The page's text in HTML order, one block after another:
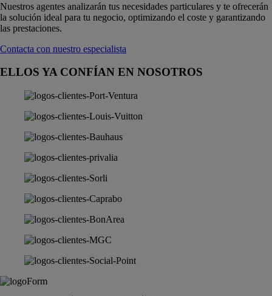
Nuestros agentes analizarán tus necesidades particulares y te ofrecerán
la solución ideal para tu negocio, optimizando el coste y garantizando
las prestaciones.
Contacta con nuestro especialista
ELLOS YA CONFÍAN EN NOSOTROS